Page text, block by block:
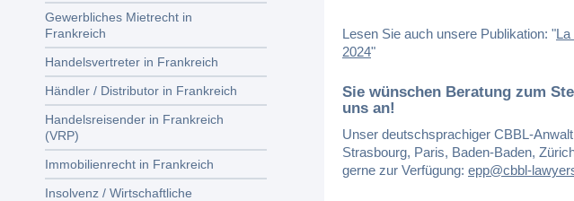
Gewerbliches Mietrecht in
Frankreich
Handelsvertreter in Frankreich
Händler / Distributor in Frankreich
Handelsreisender in Frankreich
(VRP)
Immobilienrecht in Frankreich
Insolvenz / Wirtschaftliche
Lesen Sie auch unsere Publikation: "La
2024"
Sie wünschen Beratung zum
uns an!
Unser deutschsprachiger CBBL-
Strasbourg, Paris, Baden-Baden,
gerne zur Verfügung: epp@cbbl-